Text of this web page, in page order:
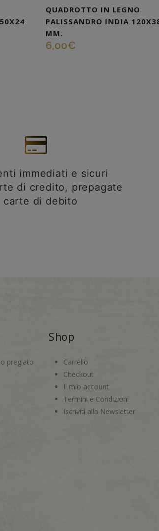
QUADROTTO IN LEGNO
PALISSANDRO INDIA
MM.
6,00€
immediati e sicuri
di credito, prepagate
carte di debito
pregiato
Shop
Carrello
Checkout
Il mio account
Termini e Condizioni
Iscriviti alla Newsletter